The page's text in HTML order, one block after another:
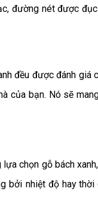
đường nét được
đều được đánh giá
của bạn. Nó sẽ
chọn gỗ bách
nhiệt độ hay thời